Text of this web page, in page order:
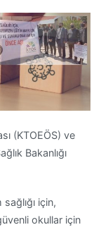
(KTOEÖS) ve
Bakanlığı
için,
okullar için